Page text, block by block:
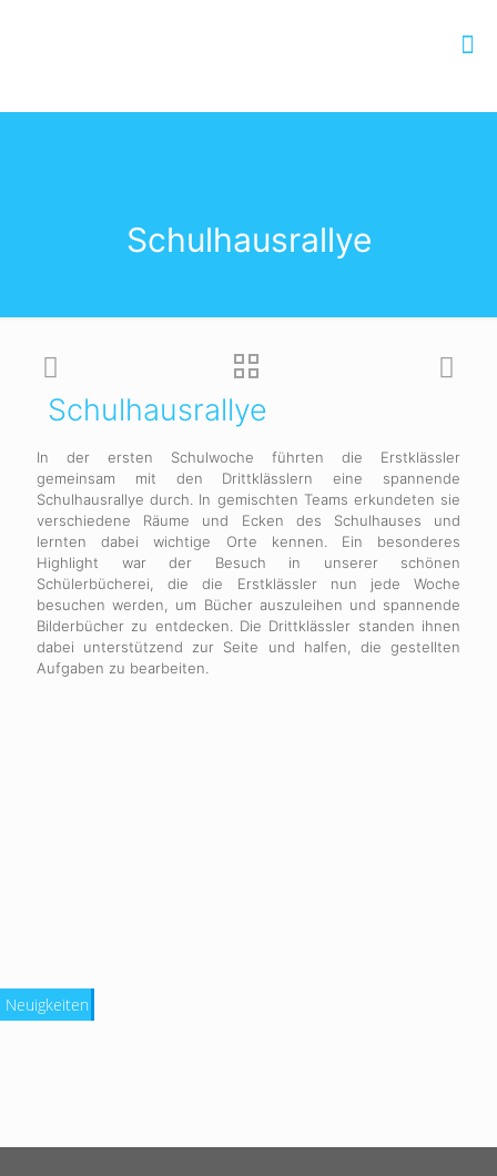
Schulhausrallye
Schulhausrallye
In der ersten Schulwoche führten die Erstklässler
gemeinsam mit den Drittklässlern eine spannende
Schulhausrallye durch. In gemischten Teams erkundeten sie
verschiedene Räume und Ecken des Schulhauses und
lernten dabei wichtige Orte kennen. Ein besonderes
Highlight war der Besuch in unserer schönen
Schülerbücherei, die die Erstklässler nun jede Woche
besuchen werden, um Bücher auszuleihen und spannende
Bilderbücher zu entdecken. Die Drittklässler standen ihnen
dabei unterstützend zur Seite und halfen, die gestellten
Aufgaben zu bearbeiten.
Neuigkeiten